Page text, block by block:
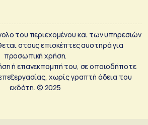
του περιεχομένου και των υπηρεσιών
στους επισκέπτες αυστηρά για
προσωπική χρήση.
ή επανεκπομπή του, σε οποιοδήποτε
χωρίς γραπτή άδεια του
εκδότη. © 2025